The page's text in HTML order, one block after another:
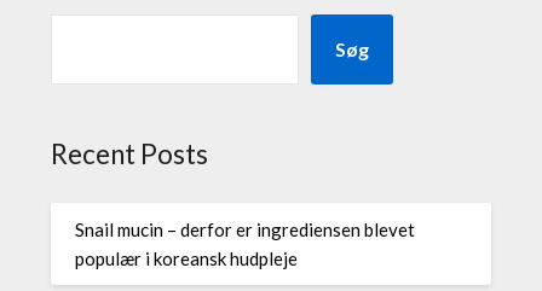
Søg
Recent Posts
Snail mucin – derfor er ingrediensen blevet
populær i koreansk hudpleje